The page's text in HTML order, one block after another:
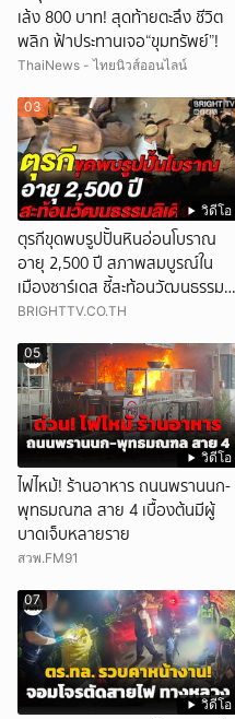
เล้ง 800 บาท! สุดท้ายตะลึง ชีวิต
พลิก ฟ้าประทานเจอ“ขุมทรัพย์”!
ThaiNews - ไทยนิวส์ออนไลน์
วิดีโอ
03
ตุรกีขุดพบรูปปั้นหินอ่อนโบราณ
อายุ 2,500 ปี สภาพสมบูรณ์ใน
เมืองซาร์เดส ชี้สะท้อนวัฒนธรรมลิ
เดีย
BRIGHTTV.CO.TH
วิดีโอ
05
ไฟไหม้! ร้านอาหาร ถนนพรานนก-
พุทธมณฑล สาย 4 เบื้องต้นมีผู้
บาดเจ็บหลายราย
สวพ.FM91
วิดีโอ
07